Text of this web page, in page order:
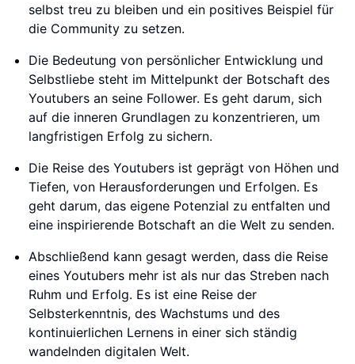
selbst treu zu bleiben und ein positives Beispiel für
die Community zu setzen.
Die Bedeutung von persönlicher Entwicklung und
Selbstliebe steht im Mittelpunkt der Botschaft des
Youtubers an seine Follower. Es geht darum, sich
auf die inneren Grundlagen zu konzentrieren, um
langfristigen Erfolg zu sichern.
Die Reise des Youtubers ist geprägt von Höhen und
Tiefen, von Herausforderungen und Erfolgen. Es
geht darum, das eigene Potenzial zu entfalten und
eine inspirierende Botschaft an die Welt zu senden.
Abschließend kann gesagt werden, dass die Reise
eines Youtubers mehr ist als nur das Streben nach
Ruhm und Erfolg. Es ist eine Reise der
Selbsterkenntnis, des Wachstums und des
kontinuierlichen Lernens in einer sich ständig
wandelnden digitalen Welt.